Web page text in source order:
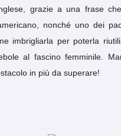
grazie a una frase
nonché uno dei
imbrigliarla per poterla
al fascino femminile.
in più da superare!